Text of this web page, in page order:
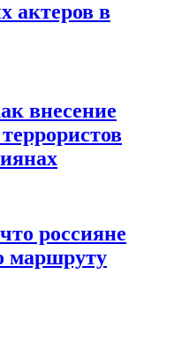
актеров в
внесение
россияне
маршруту